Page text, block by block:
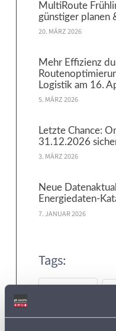
MultiRoute
günstiger planen
20. MÄRZ 2026
Mehr Effizienz
Logistik am 16.
5. MÄRZ 2026
Letzte Chance:
31.12.2026
3. MÄRZ 2026
Neue
Energiedaten-
7. JANUAR 2026
Tags:
ADRESSDATEN
ADRESSEN DER